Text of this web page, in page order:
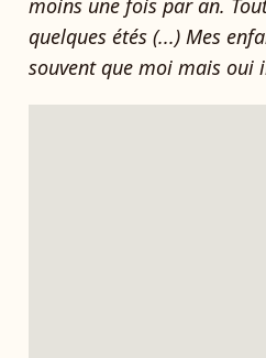
moins une fois par an.
quelques étés (...) Mes
souvent que moi mais oui